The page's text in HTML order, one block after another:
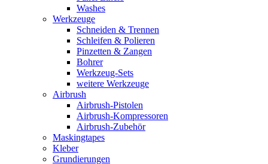
Washes
Werkzeuge
Schneiden & Trennen
Schleifen & Polieren
Pinzetten & Zangen
Bohrer
Werkzeug-Sets
weitere Werkzeuge
Airbrush
Airbrush-Pistolen
Airbrush-Kompressoren
Airbrush-Zubehör
Maskingtapes
Kleber
Grundierungen